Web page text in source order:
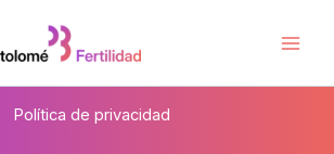
Política de privacidad